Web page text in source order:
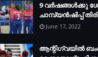
9 വർഷങ്ങൾക്കു
ചാമ്പ്യൻഷിപ്പ്
June 17, 2022
ആന്റിഗ്വയില്‍